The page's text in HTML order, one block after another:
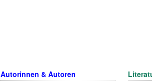
Autorinnen & Autoren